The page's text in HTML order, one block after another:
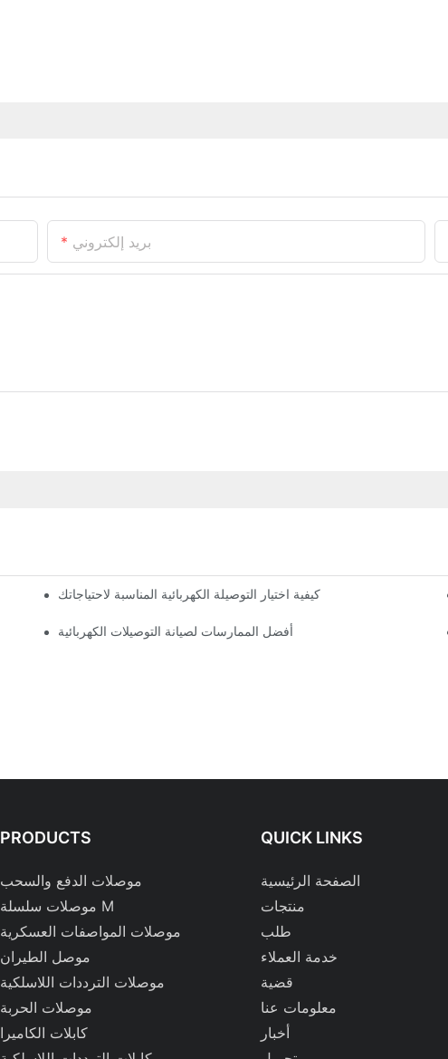
بريد إلكتروني
كيفية اختيار التوصيلة الكهربائية المناسبة لاحتياجاتك
أفضل الممارسات لصيانة التوصيلات الكهربائية
PRODUCTS
موصلات الدفع والسحب
موصلات سلسلة M
موصلات المواصفات العسكرية
موصل الطيران
موصلات الترددات اللاسلكية
موصلات الحربة
كابلات الكاميرا
QUICK LINKS
الصفحة الرئيسية
منتجات
طلب
خدمة العملاء
قضية
معلومات عنا
أخبار